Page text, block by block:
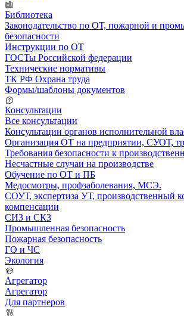
Библиотека
Законодательство по ОТ, пожарной и
безопасности
Инструкции по ОТ
ГОСТы Российской федерации
Технические нормативы
ТК РФ Охрана труда
Формы/шаблоны документов
Консультации
Все консультации
Консультации органов исполнительной
Организация ОТ на предприятии, СУОТ,
Требования безопасности к
Несчастные случаи на производстве
Обучение по ОТ и ПБ
Медосмотры, профзаболевания, МСЭ.
СОУТ, экспертиза УТ, производственный
компенсации
СИЗ и СКЗ
Промышленная безопасность
Пожарная безопасность
ГО и ЧС
Экология
Агрегатор
Агрегатор
Для партнеров